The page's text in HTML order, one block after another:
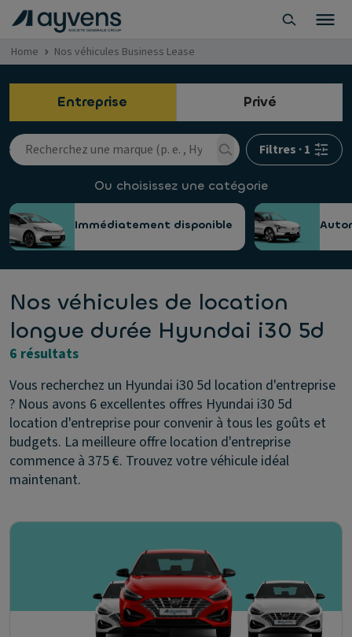
Home Nos véhicules Business Lease
Entreprise Privé
Filtres ·1
Ou choisissez une catégorie
Immédiatement disponible
Nos véhicules de location
longue durée Hyundai i30 5d
6 résultats
Vous recherchez un Hyundai i30 5d location d'entreprise
? Nous avons 6 excellentes offres Hyundai i30 5d
location d'entreprise pour convenir à tous les goûts et
budgets. La meilleure offre location d'entreprise
commence à 375 €. Trouvez votre véhicule idéal
maintenant.